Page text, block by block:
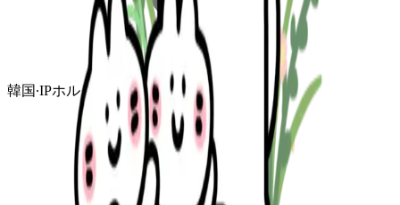
韓国∙IPホルダー